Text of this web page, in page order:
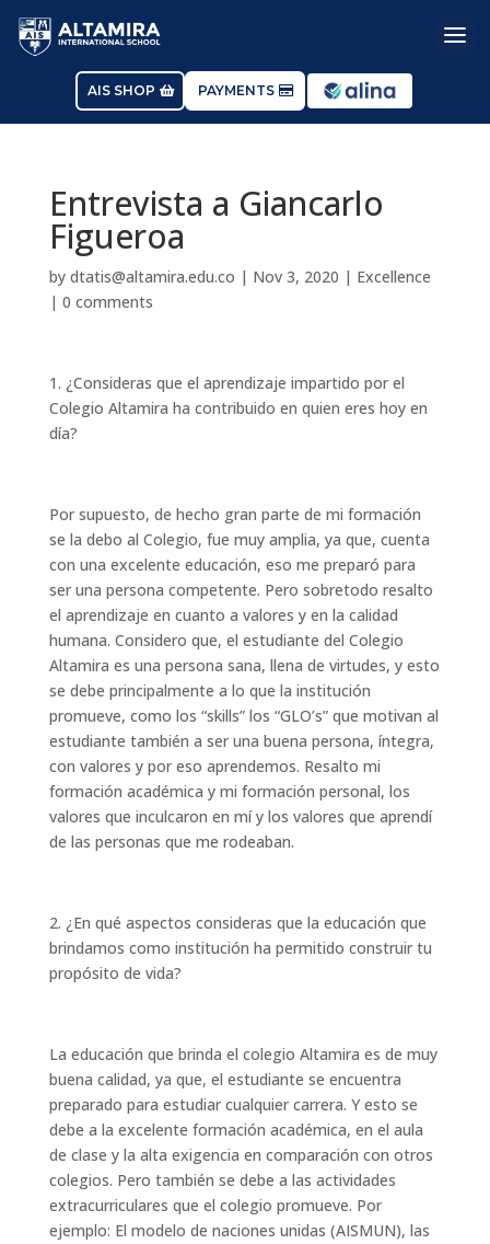
AIS SHOP PAYMENTS
Entrevista a Giancarlo
Figueroa
by dtatis@altamira.edu.co | Nov 3, 2020 | Excellence
| 0 comments
1. ¿Consideras que el aprendizaje impartido por el
Colegio Altamira ha contribuido en quien eres hoy en
día?
Por supuesto, de hecho gran parte de mi formación
se la debo al Colegio, fue muy amplia, ya que, cuenta
con una excelente educación, eso me preparó para
ser una persona competente. Pero sobretodo resalto
el aprendizaje en cuanto a valores y en la calidad
humana. Considero que, el estudiante del Colegio
Altamira es una persona sana, llena de virtudes, y esto
se debe principalmente a lo que la institución
promueve, como los “skills” los “GLO’s” que motivan al
estudiante también a ser una buena persona, íntegra,
con valores y por eso aprendemos. Resalto mi
formación académica y mi formación personal, los
valores que inculcaron en mí y los valores que aprendí
de las personas que me rodeaban.
2. ¿En qué aspectos consideras que la educación que
brindamos como institución ha permitido construir tu
propósito de vida?
La educación que brinda el colegio Altamira es de muy
buena calidad, ya que, el estudiante se encuentra
preparado para estudiar cualquier carrera. Y esto se
debe a la excelente formación académica, en el aula
de clase y la alta exigencia en comparación con otros
colegios. Pero también se debe a las actividades
extracurriculares que el colegio promueve. Por
ejemplo: El modelo de naciones unidas (AISMUN), las